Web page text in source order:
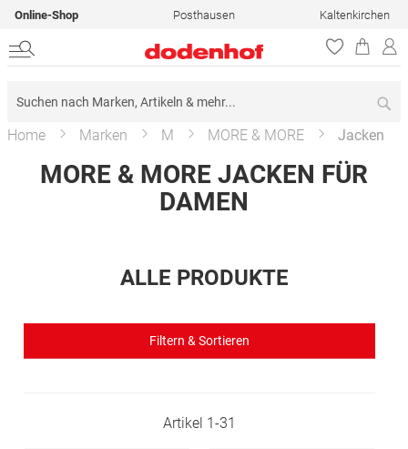
Online-Shop Posthausen Kaltenkirchen
Home Marken M MORE & MORE Jacken
MORE & MORE JACKEN FÜR
DAMEN
ALLE PRODUKTE
Filtern & Sortieren
Artikel 1-31